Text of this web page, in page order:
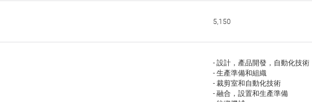
5,150
- 設計，產品開發，自動化技術
- 生產準備和組織
- 裁剪室和自動化技術
- 融合，設置和生產準備